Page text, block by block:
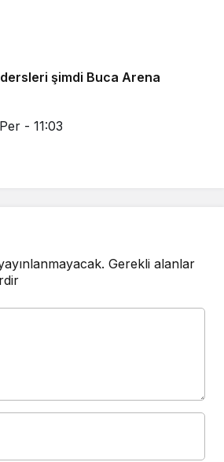
şimdi Buca Arena
- 11:03
Gerekli alanlar